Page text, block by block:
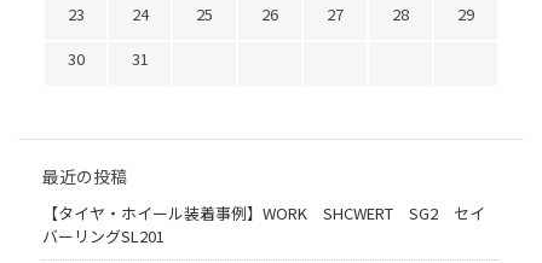
23
24 25 26 27 28
29
30
31
最近の投稿
【タイヤ・ホイール装着事例】WORK SHCWERT SG2 セイ
バーリングSL201